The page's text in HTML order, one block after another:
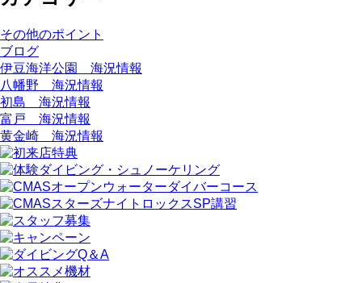
その他のポイント
ブログ
伊豆海洋公園 海況情報
八幡野 海況情報
初島 海況情報
富戸 海況情報
黄金崎 海況情報